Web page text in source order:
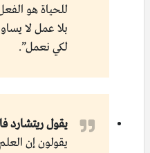
للحياة هو
بلا عمل لا
لكي نعمل”.
يقول ريتشارد
يقولون إن